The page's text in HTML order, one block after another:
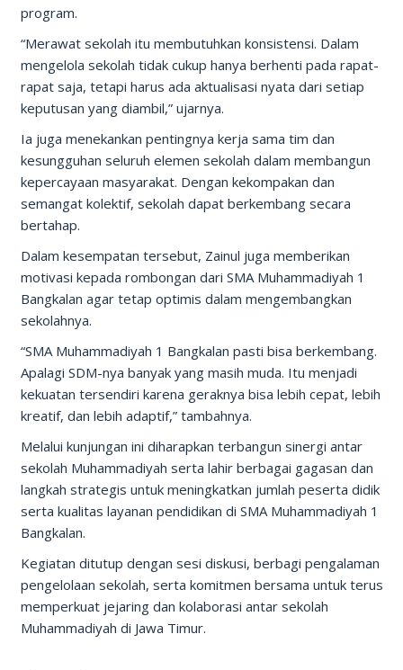
program.
“Merawat sekolah itu membutuhkan konsistensi. Dalam
mengelola sekolah tidak cukup hanya berhenti pada rapat-
rapat saja, tetapi harus ada aktualisasi nyata dari setiap
keputusan yang diambil,” ujarnya.
Ia juga menekankan pentingnya kerja sama tim dan
kesungguhan seluruh elemen sekolah dalam membangun
kepercayaan masyarakat. Dengan kekompakan dan
semangat kolektif, sekolah dapat berkembang secara
bertahap.
Dalam kesempatan tersebut, Zainul juga memberikan
motivasi kepada rombongan dari SMA Muhammadiyah 1
Bangkalan agar tetap optimis dalam mengembangkan
sekolahnya.
“SMA Muhammadiyah 1 Bangkalan pasti bisa berkembang.
Apalagi SDM-nya banyak yang masih muda. Itu menjadi
kekuatan tersendiri karena geraknya bisa lebih cepat, lebih
kreatif, dan lebih adaptif,” tambahnya.
Melalui kunjungan ini diharapkan terbangun sinergi antar
sekolah Muhammadiyah serta lahir berbagai gagasan dan
langkah strategis untuk meningkatkan jumlah peserta didik
serta kualitas layanan pendidikan di SMA Muhammadiyah 1
Bangkalan.
Kegiatan ditutup dengan sesi diskusi, berbagi pengalaman
pengelolaan sekolah, serta komitmen bersama untuk terus
memperkuat jejaring dan kolaborasi antar sekolah
Muhammadiyah di Jawa Timur.